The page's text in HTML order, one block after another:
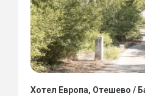
Хотел Европа, Отешево /